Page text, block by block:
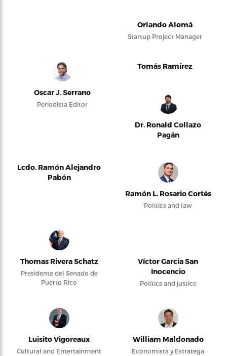
Orlando Alomá
Startup Project Manager
Oscar J. Serrano
Periodista Editor
Tomás Ramírez
Dr. Ronald Collazo
Pagán
Lcdo. Ramón Alejandro
Pabón
Ramón L. Rosario Cortés
Politics and law
Thomas Rivera Schatz
Presidente del Senado de
Puerto Rico
Víctor García San
Inocencio
Politics and justice
Luisito Vigoreaux
Cultural and Entertainment
William Maldonado
Economista y Estratega